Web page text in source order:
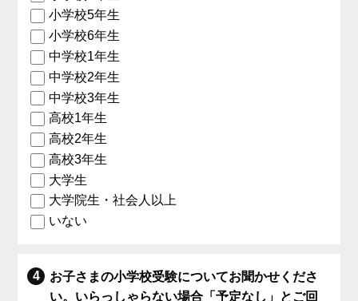
小学校5年生
小学校6年生
中学校1年生
中学校2年生
中学校3年生
高校1年生
高校2年生
高校3年生
大学生
大学院生・社会人以上
いない
お子さまの小学校受験についてお聞かせくださ
い。いらっしゃらない場合「予定なし」とご回